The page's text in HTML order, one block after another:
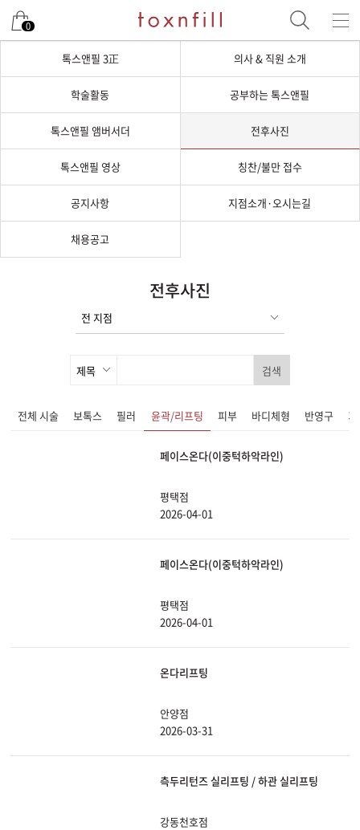
0
톡스앤필 3正 의사 & 직원 소개
학술활동 공부하는 톡스앤필
톡스앤필 앰버서더 전후사진
톡스앤필 영상 칭찬/불만 접수
공지사항 지점소개·오시는길
채용공고
전후사진
검색
전체 시술 보톡스 필러 윤곽/리프팅 피부 바디체형 반영구
페이스온다(이중턱하악라인)
평택점
2026-04-01
페이스온다(이중턱하악라인)
평택점
2026-04-01
온다리프팅
안양점
2026-03-31
측두리턴즈 실리프팅 / 하관 실리프팅
강동천호점